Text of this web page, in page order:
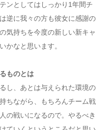
ンとしてはしっかり1年間チ
逆に我々の方も彼女に感謝の
気持ちを今度の新しい新キャ
かなと思います。
ものとは
し、あとは与えられた環境の
ちながら、もちろんチーム戦
の戦いになるので。やるべき